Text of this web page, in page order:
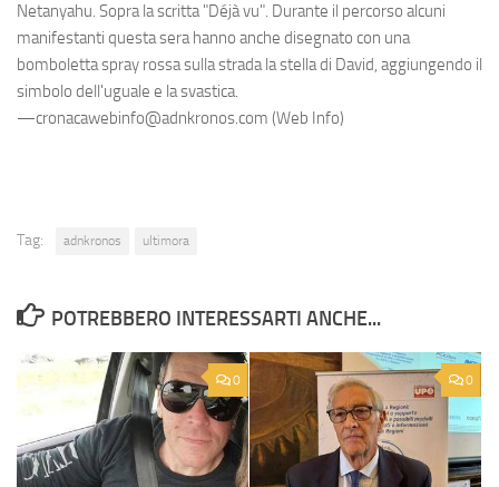
Netanyahu. Sopra la scritta "Déjà vu". Durante il percorso alcuni
manifestanti questa sera hanno anche disegnato con una
bomboletta spray rossa sulla strada la stella di David, aggiungendo il
simbolo dell'uguale e la svastica.
—cronacawebinfo@adnkronos.com (Web Info)
Tag: adnkronos ultimora
POTREBBERO INTERESSARTI ANCHE...
0 0